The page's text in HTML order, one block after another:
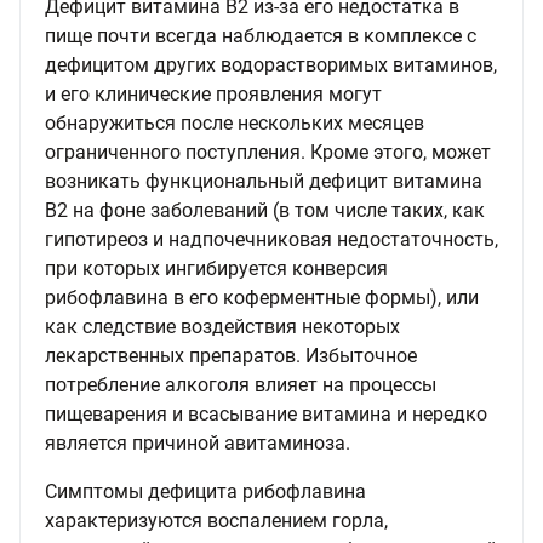
Дефицит витамина В2 из-за его недостатка в
пище почти всегда наблюдается в комплексе с
дефицитом других водорастворимых витаминов,
и его клинические проявления могут
обнаружиться после нескольких месяцев
ограниченного поступления. Кроме этого, может
возникать функциональный дефицит витамина
В2 на фоне заболеваний (в том числе таких, как
гипотиреоз и надпочечниковая недостаточность,
при которых ингибируется конверсия
рибофлавина в его коферментные формы), или
как следствие воздействия некоторых
лекарственных препаратов. Избыточное
потребление алкоголя влияет на процессы
пищеварения и всасывание витамина и нередко
является причиной авитаминоза.
Симптомы дефицита рибофлавина
характеризуются воспалением горла,